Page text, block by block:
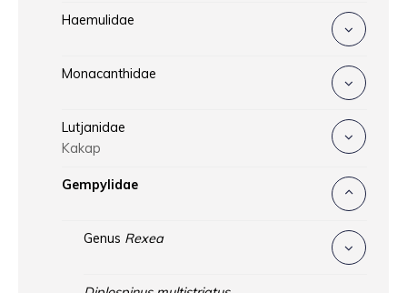
Haemulidae
Monacanthidae
Lutjanidae
Kakap
Gempylidae
Genus Rexea